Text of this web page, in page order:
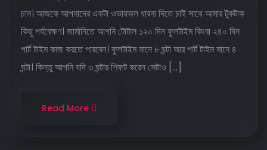
চান। আজকে আপনাদের একটা ওভারঅল ধারনা দিতে চাই সাথে আমার টুকটাক
কিছু পর্যবেক্ষণ। জার্মানিতে আপনি টোটাল ১২০ দিন ফুলটাইম কিংবা ২৪০ দিন
পার্ট টাইম কাজ করতে পারবেন। ফুলটাইম মানে ৮ ঘন্টা আর পার্ট টাইম মানে ৪
ঘন্টা। কিন্তু আপনি যদি ৩ ঘন্টার শিফট করেন সেটাও […]
Read More